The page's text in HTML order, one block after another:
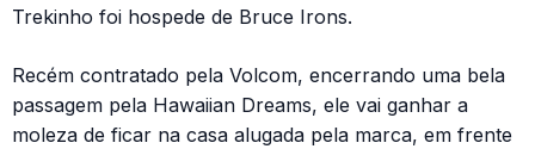
Trekinho foi hospede de Bruce Irons.
Recém contratado pela Volcom, encerrando uma bela
passagem pela Hawaiian Dreams, ele vai ganhar a
moleza de ficar na casa alugada pela marca, em frente